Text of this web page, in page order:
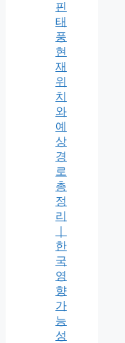
핀
태
풍
현
재
위
치
와
예
상
경
로
총
정
리
한
국
영
향
가
능
성